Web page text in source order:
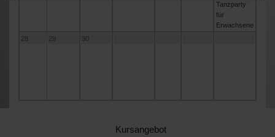
Tanzparty
für
Erwachsene
28
29 30
Kursangebot